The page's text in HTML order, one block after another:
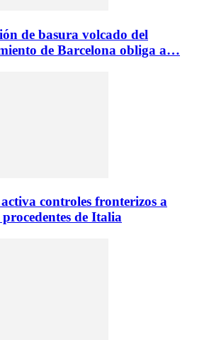
de basura volcado del
de Barcelona obliga a…
controles fronterizos a
de Italia